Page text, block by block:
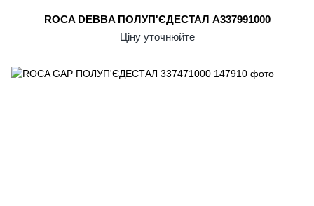
ROCA DEBBA ПОЛУП'ЄДЕСТАЛ A337991000
Ціну уточнюйте